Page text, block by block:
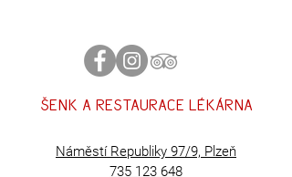
šENK A RESTAURACE LÉKÁRNA
Náměstí Republiky 97/9, Plzeň
735 123 648